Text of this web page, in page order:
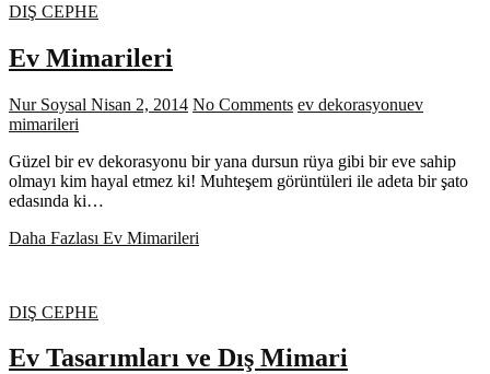
DIŞ CEPHE
Ev Mimarileri
Nur Soysal Nisan 2, 2014 No Comments ev dekorasyonuev
mimarileri
Güzel bir ev dekorasyonu bir yana dursun rüya gibi bir eve sahip
olmayı kim hayal etmez ki! Muhteşem görüntüleri ile adeta bir şato
edasında ki…
Daha Fazlası Ev Mimarileri
DIŞ CEPHE
Ev Tasarımları ve Dış Mimari